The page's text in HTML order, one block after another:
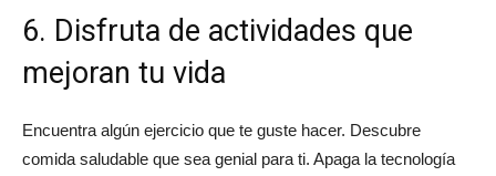
6. Disfruta de actividades que
mejoran tu vida
Encuentra algún ejercicio que te guste hacer. Descubre
comida saludable que sea genial para ti. Apaga la tecnología